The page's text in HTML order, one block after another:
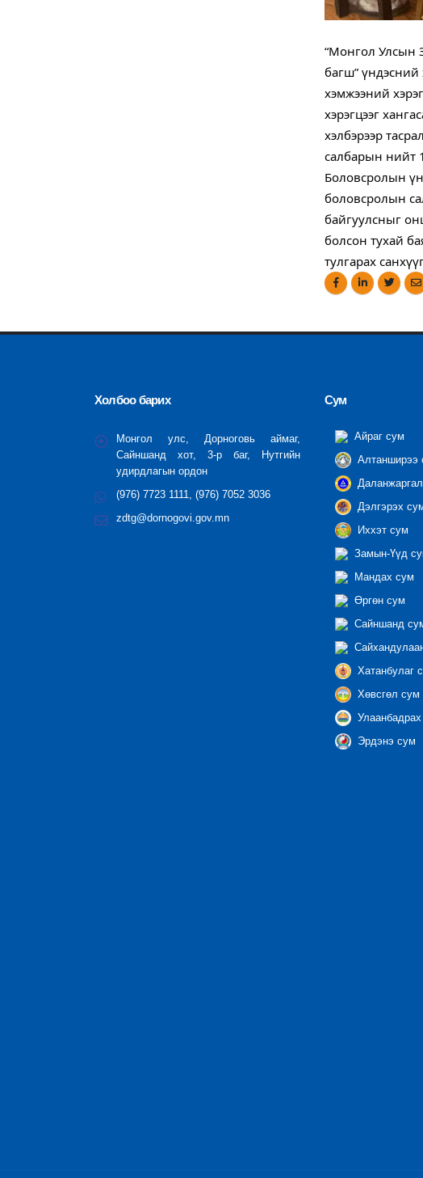
“Монгол Улсын
багш”
хэмжээний
хэрэгцээг
хэлбэрээр
салбарын нийт
​Боловсролын
боловсролын
байгуулсныг
болсон тухай
тулгарах
Холбоо барих
Монгол улс, Дорноговь аймаг,
Сайншанд хот, 3-р баг, Нутгийн
удирдлагын ордон
(976) 7723 1111, (976) 7052 3036
zdtg@dornogovi.gov.mn
Сум
Айраг сум
Алтанширээ
Дэлгэрэх
Иххэт сум
Замын-Үүд
Мандах сум
Өргөн сум
Сайншанд
Хатанбулаг
Хөвсгөл сум
Эрдэнэ сум